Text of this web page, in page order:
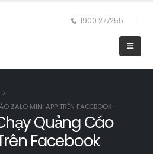
1900 277255
ZALO MINI APP TRÊN FACEBOOK
Quảng Cáo
Facebook